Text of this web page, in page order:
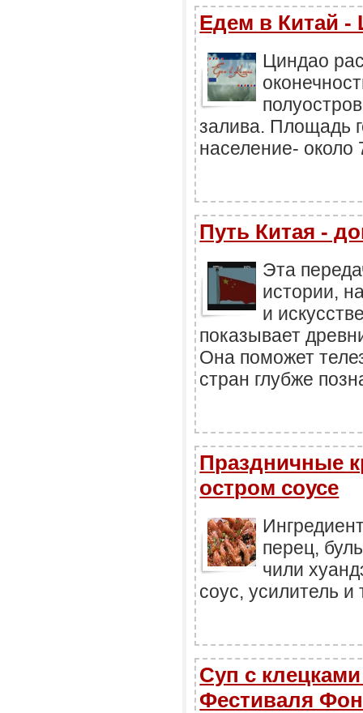
Едем в Китай -
Циндао
залива. Площадь
население- около
Путь Китая -
Эта
истории,
и
показывает
Она поможет
стран глубже
Праздничные
остром соусе
перец,
чили
соус, усилитель и
Суп с
Фестиваля